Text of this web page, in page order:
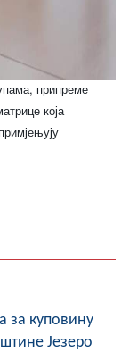
припреме
која
за куповину
Језеро